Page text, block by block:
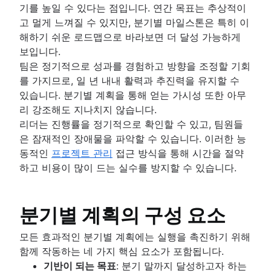
기를 높일 수 있다는 점입니다. 연간 목표는 추상적이
고 멀게 느껴질 수 있지만, 분기별 마일스톤은 특히 이
해하기 쉬운 로드맵으로 바라보면 더 달성 가능하게
보입니다.
팀은 정기적으로 성과를 경험하고 방향을 조정할 기회
를 가지므로, 일 년 내내 활력과 추진력을 유지할 수
있습니다. 분기별 계획을 통해 얻는 가시성 또한 아무
리 강조해도 지나치지 않습니다.
리더는 진행률을 정기적으로 확인할 수 있고, 팀원들
은 잠재적인 장애물을 파악할 수 있습니다. 이러한 능
동적인 프로젝트 관리 접근 방식을 통해 시간을 절약
하고 비용이 많이 드는 실수를 방지할 수 있습니다.
분기별 계획의 구성 요소
모든 효과적인 분기별 계획에는 실행을 촉진하기 위해
함께 작동하는 네 가지 핵심 요소가 포함됩니다.
기반이 되는 목표: 분기 말까지 달성하고자 하는